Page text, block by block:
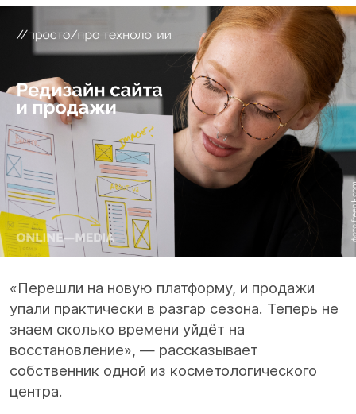
«Перешли на новую платформу, и продажи
упали практически в разгар сезона. Теперь не
знаем сколько времени уйдёт на
восстановление», — рассказывает
собственник одной из косметологического
центра.